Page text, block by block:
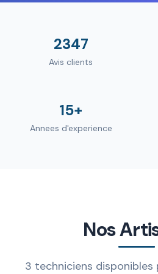
2347
Avis clients
15+
Annees d'experience
Nos
3 techniciens disponibles